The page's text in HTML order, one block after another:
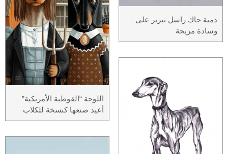
دمية جاك راسل تيرير على
وسادة مريحة
اللوحة “القوطية الأمريكية”
أعيد صنعها كنسخة للكلاب